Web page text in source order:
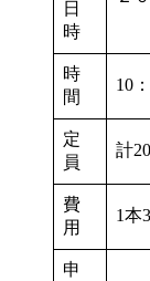
日
時
時
間
10
定
員
計
費
用
1本
申